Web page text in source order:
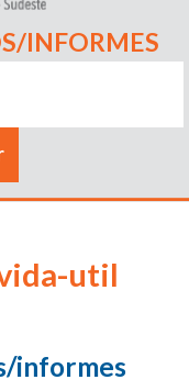
INFORMES
util
informes